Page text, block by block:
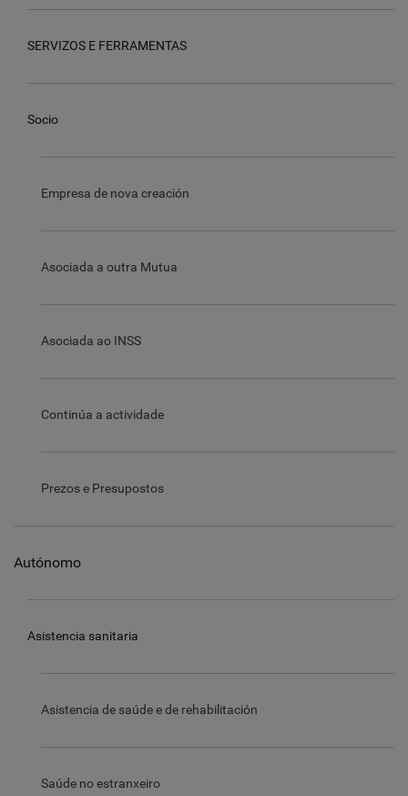
SERVIZOS E FERRAMENTAS
Socio
Empresa de nova creación
Asociada a outra Mutua
Asociada ao INSS
Continúa a actividade
Prezos e Presupostos
Autónomo
Asistencia sanitaria
Asistencia de saúde e de rehabilitación
Saúde no estranxeiro